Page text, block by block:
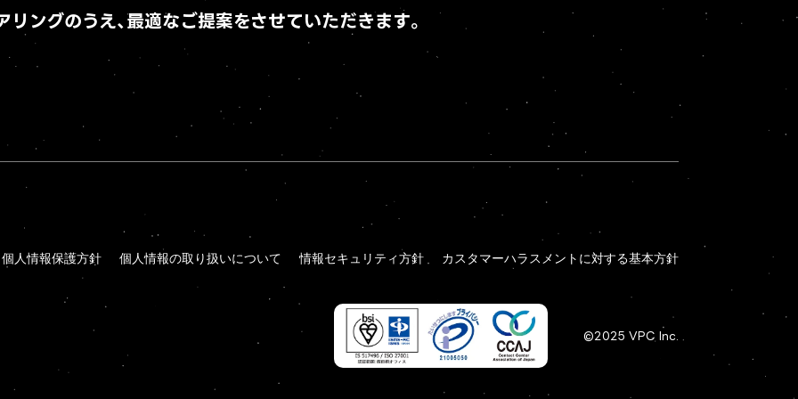
リングのうえ、 最適なご提案をさせていただきます。
個人情報保護方針
個人情報保護方針
個人情報の取り扱いについて
個人情報の取り扱いについて
情報セキュリティ方針
情報セキュリティ方針
カスタマーハラスメントに対する基本方針
カスタマーハラスメントに対する基本方針
©2025 VPC Inc.